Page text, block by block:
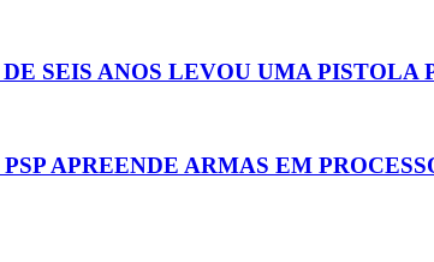
SEIS ANOS LEVOU UMA PISTOLA
APREENDE ARMAS EM